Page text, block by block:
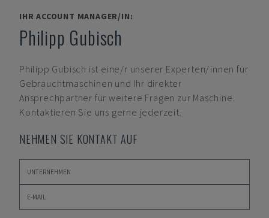
IHR ACCOUNT MANAGER/IN:
Philipp Gubisch
Philipp Gubisch ist eine/r unserer Experten/innen für
Gebrauchtmaschinen und Ihr direkter
Ansprechpartner für weitere Fragen zur Maschine.
Kontaktieren Sie uns gerne jederzeit.
NEHMEN SIE KONTAKT AUF